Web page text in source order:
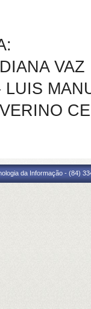
da Informação - (84)